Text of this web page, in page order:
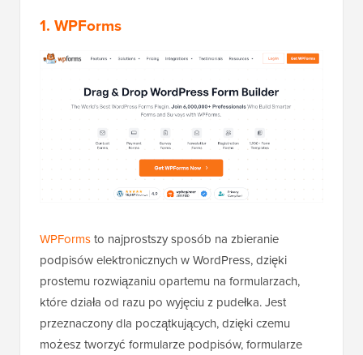
1. WPForms
WPFormsto najprostszy sposób na zbieranie
podpisów elektronicznych w WordPress, dzięki
prostemu rozwiązaniu opartemu na formularzach,
które działa od razu po wyjęciu z pudełka. Jest
przeznaczony dla początkujących, dzięki czemu
możesz tworzyć formularze podpisów, formularze